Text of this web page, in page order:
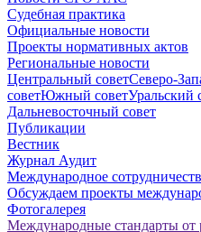
Судебная практика
Официальные новости
Проекты нормативных актов
Региональные новости
Центральный советСеверо-
советЮжный советУральский
Дальневосточный совет
Публикации
Вестник
Журнал Аудит
Международное
Обсуждаем проекты
Фотогалерея
Международные стандарты от